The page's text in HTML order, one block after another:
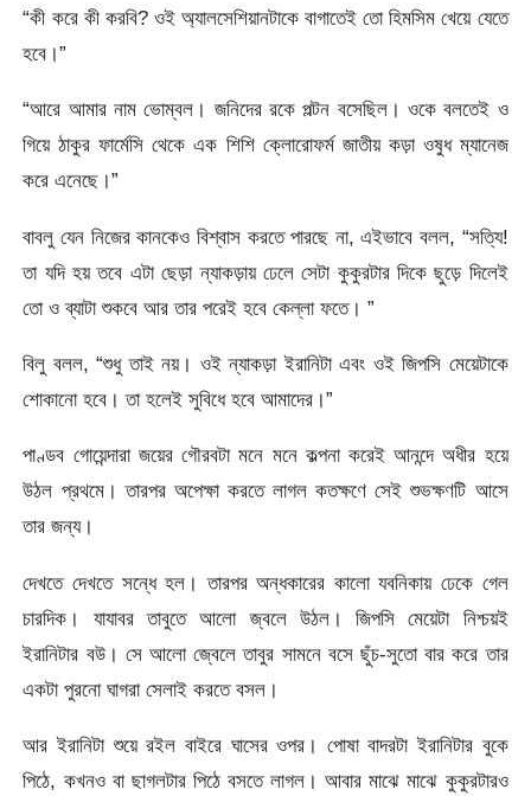
“কী করে কী করবি? ওই অ্যালসেশিয়ানটাকে বাগাতেই তো হিমসিম খেয়ে যেতে
হবে।”
“আরে আমার নাম ভোম্বল। জনিদের রকে পল্টন বসেছিল। ওকে বলতেই ও
গিয়ে ঠাকুর ফার্মেসি থেকে এক শিশি ক্লোরোফর্ম জাতীয় কড়া ওষুধ ম্যানেজ
করে এনেছে।”
বাবলু যেন নিজের কানকেও বিশ্বাস করতে পারছে না, এইভাবে বলল, “সত্যি!
তা যদি হয় তবে এটা ছেড়া ন্যাকড়ায় ঢেলে সেটা কুকুরটার দিকে ছুড়ে দিলেই
তো ও ব্যাটা শুকবে আর তার পরেই হবে কেল্লা ফতে। ”
বিলু বলল, “শুধু তাই নয়। ওই ন্যাকড়া ইরানিটা এবং ওই জিপসি মেয়েটাকে
শোকানো হবে। তা হলেই সুবিধে হবে আমাদের।”
পাণ্ডব গোয়েন্দারা জয়ের গৌরবটা মনে মনে কল্পনা করেই আনন্দে অধীর হয়ে
উঠল প্রথমে। তারপর অপেক্ষা করতে লাগল কতক্ষণে সেই শুভক্ষণটি আসে
তার জন্য।
দেখতে দেখতে সন্ধে হল। তারপর অন্ধকারের কালো যবনিকায় ঢেকে গেল
চারদিক। যাযাবর তাবুতে আলো জ্বলে উঠল। জিপসি মেয়েটা নিশ্চয়ই
ইরানিটার বউ। সে আলো জ্বেলে তাবুর সামনে বসে ছুঁচ-সুতো বার করে তার
একটা পুরনো ঘাগরা সেলাই করতে বসল।
আর ইরানিটা শুয়ে রইল বাইরে ঘাসের ওপর। পোষা বাদরটা ইরানিটার বুকে
পিঠে, কখনও বা ছাগলটার পিঠে বসতে লাগল। আবার মাঝে মাঝে কুকুরটারও